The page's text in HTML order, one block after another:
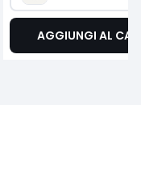
AGGIUNGI AL